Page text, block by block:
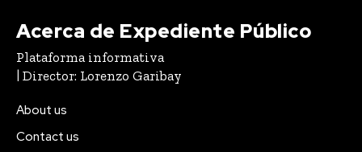
Acerca de Expediente Público
Plataforma informativa
| Director: Lorenzo Garibay
About us
Contact us